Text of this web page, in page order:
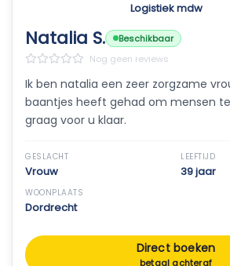
Logistiek mdw
Natalia S.
Beschikbaar
Nog geen reviews
Ik ben natalia een zeer zorgzame
baantjes heeft gehad om mensen
graag voor u klaar.
GESLACHT
Vrouw
LEEFTIJD
39 jaar
WOONPLAATS
Dordrecht
Direct boeken
betaal achteraf